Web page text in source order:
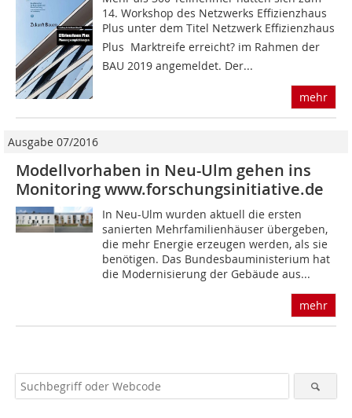
14. Workshop des Netzwerks Effizienzhaus
Plus unter dem Titel Netzwerk Effizienzhaus
Plus  Marktreife erreicht? im Rahmen der
BAU 2019 angemeldet. Der...
mehr
Ausgabe 07/2016
Modellvorhaben in Neu-Ulm gehen ins
Monitoring www.forschungsinitiative.de
In Neu-Ulm wurden aktuell die ersten
sanierten Mehrfamilienhäuser übergeben,
die mehr Energie erzeugen werden, als sie
benötigen. Das Bundesbauministerium hat
die Modernisierung der Gebäude aus...
mehr